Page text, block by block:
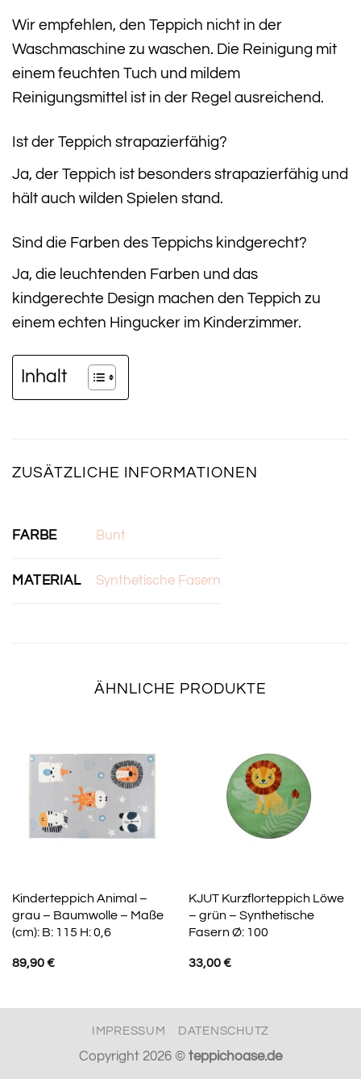
Wir empfehlen, den Teppich nicht in der
Waschmaschine zu waschen. Die Reinigung mit
einem feuchten Tuch und mildem
Reinigungsmittel ist in der Regel ausreichend.
Ist der Teppich strapazierfähig?
Ja, der Teppich ist besonders strapazierfähig und
hält auch wilden Spielen stand.
Sind die Farben des Teppichs kindgerecht?
Ja, die leuchtenden Farben und das
kindgerechte Design machen den Teppich zu
einem echten Hingucker im Kinderzimmer.
Inhalt
ZUSÄTZLICHE INFORMATIONEN
FARBE Bunt
MATERIAL Synthetische Fasern
ÄHNLICHE PRODUKTE
Kinderteppich Animal –
grau – Baumwolle – Maße
(cm): B: 115 H: 0,6
89,90€
KJUT Kurzflorteppich Löwe
– grün – Synthetische
Fasern Ø: 100
33,00€
IMPRESSUM DATENSCHUTZ
Copyright 2026 © teppichoase.de